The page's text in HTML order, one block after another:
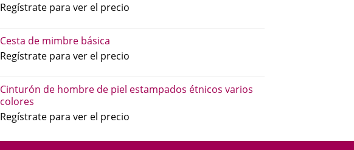
Regístrate para ver el precio
Cesta de mimbre básica
Regístrate para ver el precio
Cinturón de hombre de piel estampados étnicos varios
colores
Regístrate para ver el precio